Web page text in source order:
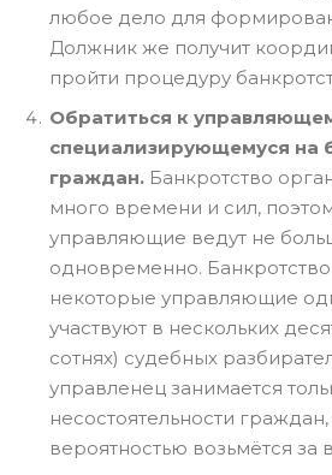
любое дело для
Должник же получит
пройти процедуру
Обратиться к
специализирующемуся на
граждан. Банкротство
много времени и сил,
управляющие ведут не
одновременно.
некоторые управляющие
участвуют в нескольких
сотнях) судебных
управленец занимается
несостоятельности
вероятностью возьмётся за